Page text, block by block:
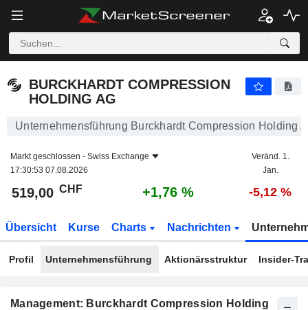
BURCKHARDT COMPRESSION
HOLDING AG
Unternehmensführung Burckhardt Compression Holding
Markt geschlossen - Swiss Exchange
17:30:53 07.08.2026
Veränd. 1.
Jan.
519,00 CHF +1,76 % -5,12 %
Übersicht Kurse Charts Nachrichten
Profil Unternehmensführung Aktionärsstruktur Insider-
Management: Burckhardt Compression Holding